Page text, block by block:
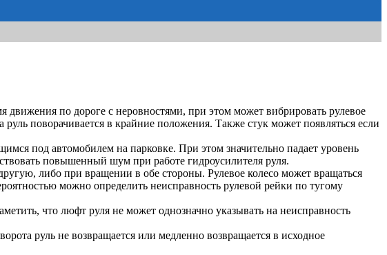
движения по дороге с неровностями, при этом может вибрировать рулевое
поворачивается в крайние положения. Также стук может появляться если
под автомобилем на парковке. При этом значительно падает уровень
повышенный шум при работе гидроусилителя руля.
либо при вращении в обе стороны. Рулевое колесо может вращаться
можно определить неисправность рулевой рейки по тугому
что люфт руля не может однозначно указывать на неисправность
руль не возвращается или медленно возвращается в исходное